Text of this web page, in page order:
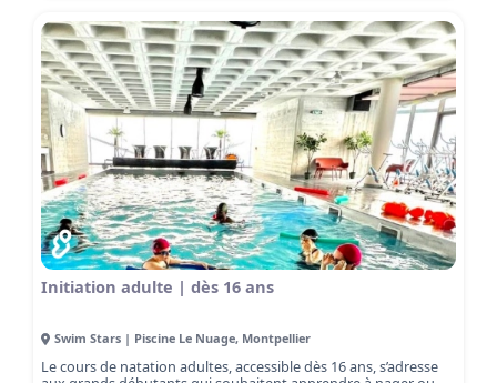
maintenant !
Initiation adulte | dès 16 ans
Swim Stars | Piscine Le Nuage, Montpellier
Le cours de natation adultes, accessible dès 16 ans, s’adresse